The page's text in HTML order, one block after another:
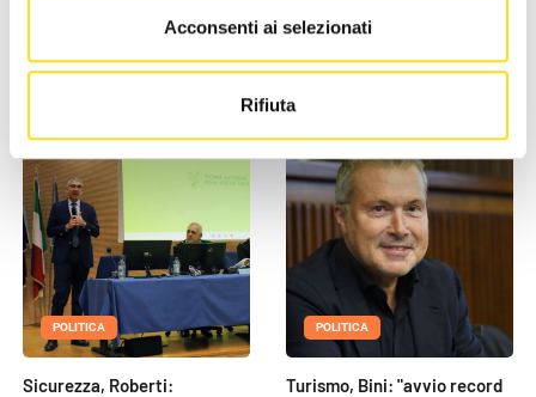
Acconsenti ai selezionati
Rifiuta
Pascale scrive a Gualtieri:
per giovani madri e 30mln
POLITICA
Sicurezza, Roberti:
POLITICA
Turismo, Bini: "avvio record